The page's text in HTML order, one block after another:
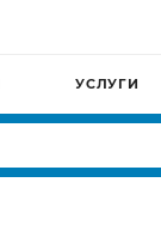
УСЛУГИ